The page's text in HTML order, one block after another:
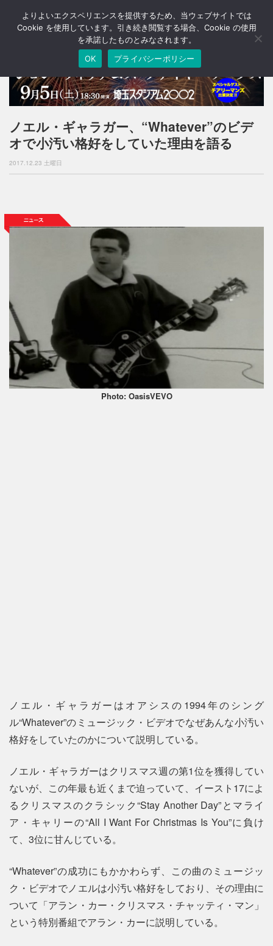
T
o
a
v
i
o
ノエル・ギャラガー、“Whatever”のビデ
オで小汚い格好をしていた理由を語る
2017.12.23 土曜日
Photo: OasisVEVO
ノエル・ギャラガーはオアシスの1994年のシング
ル“Whatever”のミュージック・ビデオでなぜあんな小汚い
格好をしていたのかについて説明している。
ノエル・ギャラガーはクリスマス週の第1位を獲得してい
ないが、この年最も近くまで迫っていて、イースト17によ
るクリスマスのクラシック“Stay Another Day”とマライ
ア・キャリーの“All I Want For Christmas Is You”に負け
て、3位に甘んじている。
“Whatever”の成功にもかかわらず、この曲のミュージッ
ク・ビデオでノエルは小汚い格好をしており、その理由に
ついて「アラン・カー・クリスマス・チャッティ・マン」
という特別番組でアラン・カーに説明している。
よりよいエクスペリエンスを提供するため、当ウェブサイトでは
Cookie を使用しています。引き続き閲覧する場合、Cookie の使用
を承諾したものとみなされます。
OK
プライバシーポリシー